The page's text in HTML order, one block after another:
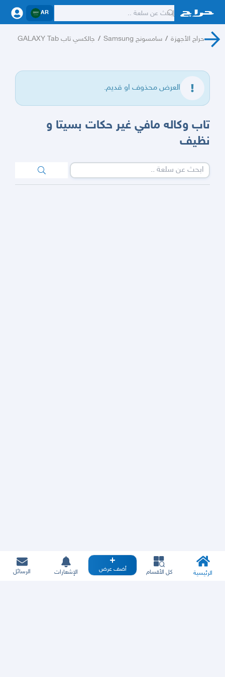
AR
حراج الأجهزة / سامسونج Samsung / جالكسي تاب GALAXY Tab
العرض محذوف او قديم.
تاب وكاله مافي غير حكات بسيتا و
نظيف
الرئيسية كل الأقسام أضف عرض الإشعارات الرسائل